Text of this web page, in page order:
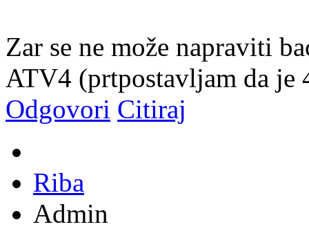
Zar se ne može napraviti
ATV4 (prtpostavljam da je
Odgovori Citiraj
Riba
Admin